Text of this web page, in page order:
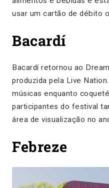
usar um cartão de débito
Bacardí
Bacardí retornou ao
produzida pela Live
músicas enquanto
participantes do festival
área de visualização no
Febreze